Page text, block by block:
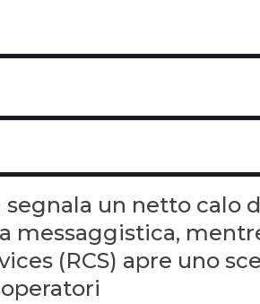
un netto calo
messaggistica,
(RCS) apre uno